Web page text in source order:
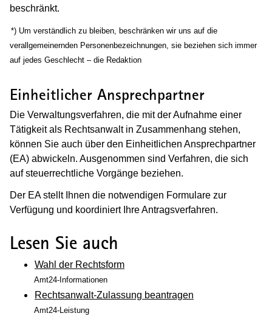
beschränkt.
(Wird in einem neuen Fenster geöffnet)
*) Um verständlich zu bleiben, beschränken wir uns auf die
verallgemeinernden Personenbezeichnungen, sie beziehen sich immer
auf jedes Geschlecht – die Redaktion
Einheitlicher Ansprechpartner
Die Verwaltungsverfahren, die mit der Aufnahme einer
Tätigkeit als Rechtsanwalt in Zusammenhang stehen,
können Sie auch über den Einheitlichen Ansprechpartner
(EA) abwickeln. Ausgenommen sind Verfahren, die sich
auf steuerrechtliche Vorgänge beziehen.
Der EA stellt Ihnen die notwendigen Formulare zur
Verfügung und koordiniert Ihre Antragsverfahren.
Lesen Sie auch
Wahl der Rechtsform
Amt24-Informationen
Rechtsanwalt-Zulassung beantragen
Amt24-Leistung